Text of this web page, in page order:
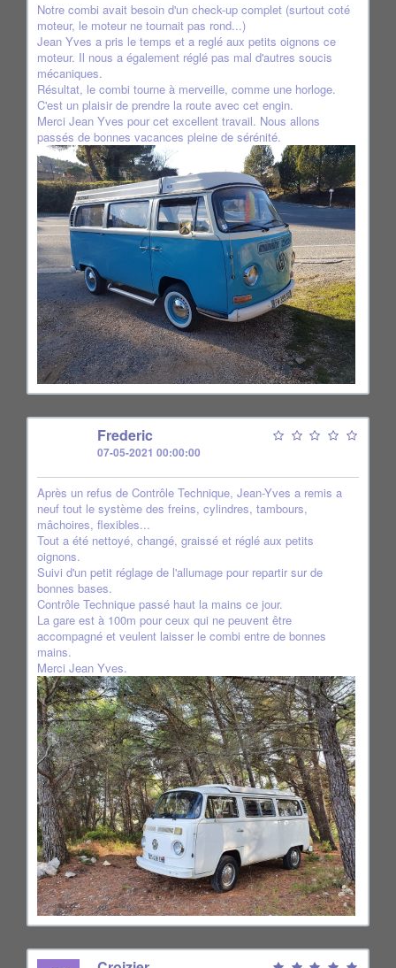
Notre combi avait besoin d'un check-up complet (surtout coté
moteur, le moteur ne tournait pas rond...)
Jean Yves a pris le temps et a reglé aux petits oignons ce
moteur. Il nous a également réglé pas mal d'autres soucis
mécaniques.
Résultat, le combi tourne à merveille, comme une horloge.
C'est un plaisir de prendre la route avec cet engin.
Merci Jean Yves pour cet excellent travail. Nous allons
passés de bonnes vacances pleine de sérénité.
Frederic
07-05-2021 00:00:00
Après un refus de Contrôle Technique, Jean-Yves a remis a
neuf tout le système des freins, cylindres, tambours,
mâchoires, flexibles...
Tout a été nettoyé, changé, graissé et réglé aux petits
oignons.
Suivi d'un petit réglage de l'allumage pour repartir sur de
bonnes bases.
Contrôle Technique passé haut la mains ce jour.
La gare est à 100m pour ceux qui ne peuvent être
accompagné et veulent laisser le combi entre de bonnes
mains.
Merci Jean Yves.